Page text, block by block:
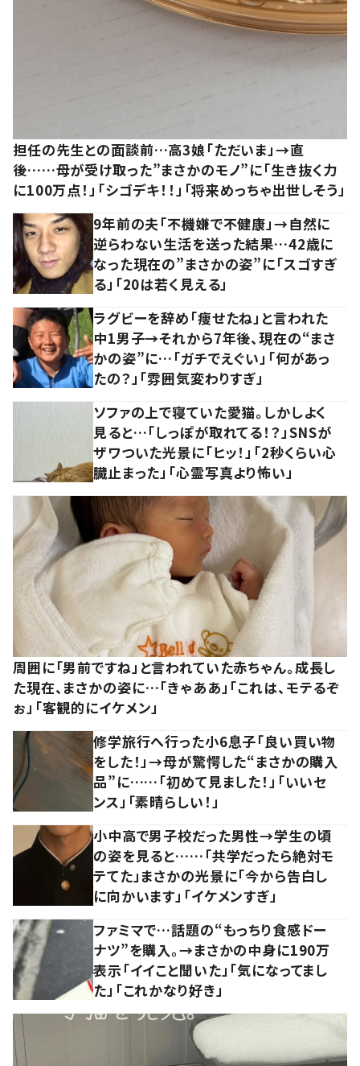
担任の先生との面談前…高3娘「ただいま」→直
後……母が受け取った”まさかのモノ”に「生き抜く力
に100万点！」「シゴデキ！！」「将来めっちゃ出世しそう」
9年前の夫「不機嫌で不健康」→自然に
逆らわない生活を送った結果…42歳に
なった現在の”まさかの姿”に「スゴすぎ
る」「20は若く見える」
ラグビーを辞め「痩せたね」と言われた
中1男子→それから7年後、現在の“まさ
かの姿”に…「ガチでえぐい」「何があっ
たの？」「雰囲気変わりすぎ」
ソファの上で寝ていた愛猫。しかしよく
見ると…「しっぽが取れてる！？」SNSが
ザワついた光景に「ヒッ！」「2秒くらい心
臓止まった」「心霊写真より怖い」
周囲に「男前ですね」と言われていた赤ちゃん。成長し
た現在、まさかの姿に…「きゃああ」「これは、モテるぞ
ぉ」「客観的にイケメン」
修学旅行へ行った小6息子「良い買い物
をした！」→母が驚愕した“まさかの購入
品”に……「初めて見ました！」「いいセ
ンス」「素晴らしい！」
小中高で男子校だった男性→学生の頃
の姿を見ると……「共学だったら絶対モ
テてた」まさかの光景に「今から告白し
に向かいます」「イケメンすぎ」
ファミマで…話題の“もっちり食感ドー
ナツ”を購入。→まさかの中身に190万
表示「イイこと聞いた」「気になってまし
た」「これかなり好き」